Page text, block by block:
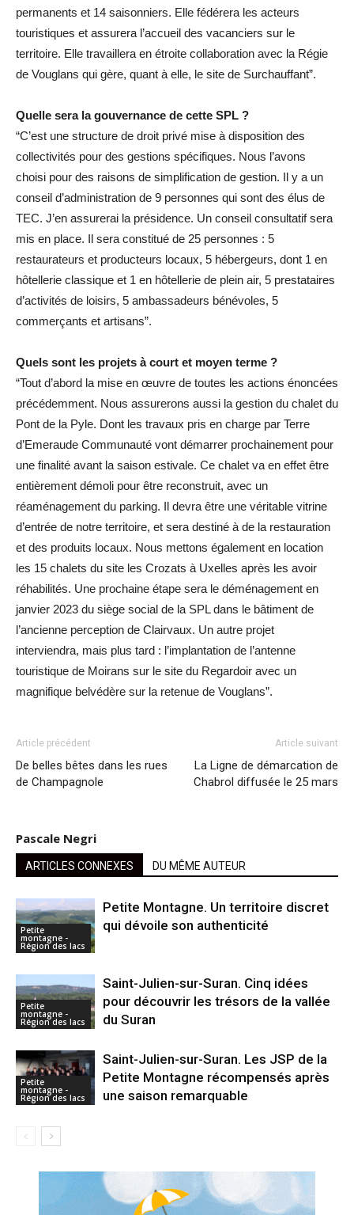
permanents et 14 saisonniers. Elle fédérera les acteurs
touristiques et assurera l’accueil des vacanciers sur le
territoire. Elle travaillera en étroite collaboration avec la Régie
de Vouglans qui gère, quant à elle, le site de Surchauffant”.
Quelle sera la gouvernance de cette SPL ?
“C’est une structure de droit privé mise à disposition des
collectivités pour des gestions spécifiques. Nous l’avons
choisi pour des raisons de simplification de gestion. Il y a un
conseil d’administration de 9 personnes qui sont des élus de
TEC. J’en assurerai la présidence. Un conseil consultatif sera
mis en place. Il sera constitué de 25 personnes : 5
restaurateurs et producteurs locaux, 5 hébergeurs, dont 1 en
hôtellerie classique et 1 en hôtellerie de plein air, 5 prestataires
d’activités de loisirs, 5 ambassadeurs bénévoles, 5
commerçants et artisans”.
Quels sont les projets à court et moyen terme ?
“Tout d’abord la mise en œuvre de toutes les actions énoncées
précédemment. Nous assurerons aussi la gestion du chalet du
Pont de la Pyle. Dont les travaux pris en charge par Terre
d’Emeraude Communauté vont démarrer prochainement pour
une finalité avant la saison estivale. Ce chalet va en effet être
entièrement démoli pour être reconstruit, avec un
réaménagement du parking. Il devra être une véritable vitrine
d’entrée de notre territoire, et sera destiné à de la restauration
et des produits locaux. Nous mettons également en location
les 15 chalets du site les Crozats à Uxelles après les avoir
réhabilités. Une prochaine étape sera le déménagement en
janvier 2023 du siège social de la SPL dans le bâtiment de
l’ancienne perception de Clairvaux. Un autre projet
interviendra, mais plus tard : l’implantation de l’antenne
touristique de Moirans sur le site du Regardoir avec un
magnifique belvédère sur la retenue de Vouglans”.
Article précédent
De belles bêtes dans les rues
de Champagnole
Article suivant
La Ligne de démarcation de
Chabrol diffusée le 25 mars
Pascale Negri
ARTICLES CONNEXES DU MÊME AUTEUR
Petite
montagne -
Région des lacs
Petite Montagne. Un territoire discret
qui dévoile son authenticité
Petite
montagne -
Région des lacs
Saint-Julien-sur-Suran. Cinq idées
pour découvrir les trésors de la vallée
du Suran
Petite
montagne -
Région des lacs
Saint-Julien-sur-Suran. Les JSP de la
Petite Montagne récompensés après
une saison remarquable